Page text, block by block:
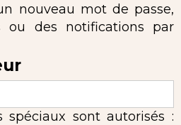
nouveau mot de passe,
ou des notifications par
spéciaux sont autorisés :